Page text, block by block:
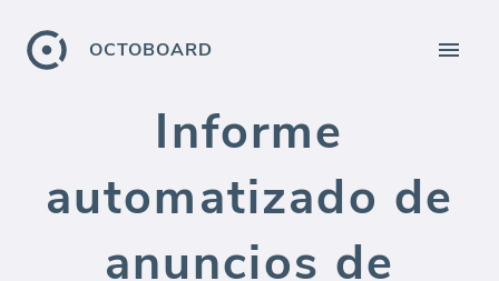
OCTOBOARD
Informe
automatizado de
anuncios de